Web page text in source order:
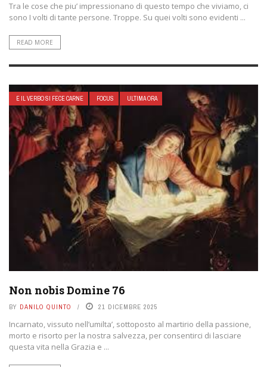
Tra le cose che piu’ impressionano di questo tempo che viviamo, ci
sono I volti di tante persone. Troppe. Su quei volti sono evidenti ...
READ MORE
E IL VERBO SI FECE CARNE FOCUS ULTIMA ORA
Non nobis Domine 76
BY DANILO QUINTO 21 DICEMBRE 2025
Incarnato, vissuto nell’umilta’, sottoposto al martirio della passione,
morto e risorto per la nostra salvezza, per consentirci di lasciare
questa vita nella Grazia e ...